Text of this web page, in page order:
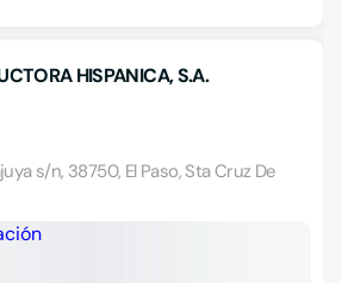
HISPANICA, S.A.
s/n, 38750, El Paso, Sta Cruz De